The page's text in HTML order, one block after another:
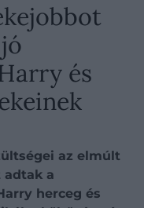
és
az elmúlt
adtak a
herceg és